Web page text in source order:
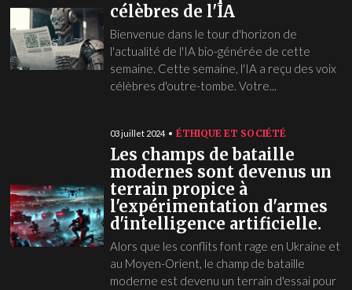
célèbres de l'IA
Bienvenue dans le tour d'horizon de
l'actualité de l'IA bio-générée de cette
semaine. Cette semaine, l'IA a reçu des voix
célèbres d'outre-tombe. Votre...
03 juillet 2024 ÉTHIQUE ET SOCIÉTÉ
Les champs de bataille
modernes sont devenus un
terrain propice à
l'expérimentation d'armes
d'intelligence artificielle.
Alors que les conflits font rage en Ukraine et
au Moyen-Orient, le champ de bataille
moderne est devenu un terrain d'essai pour